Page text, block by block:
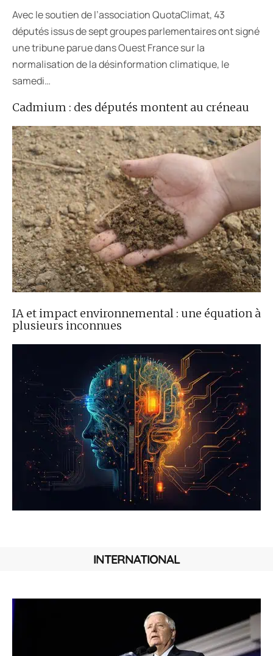
Cadmium : des députés montent au créneau
IA et impact environnemental : une équation à
plusieurs inconnues
Avec le soutien de l’association QuotaClimat, 43
députés issus de sept groupes parlementaires ont signé
une tribune parue dans Ouest France sur la
normalisation de la désinformation climatique, le
samedi…
INTERNATIONAL